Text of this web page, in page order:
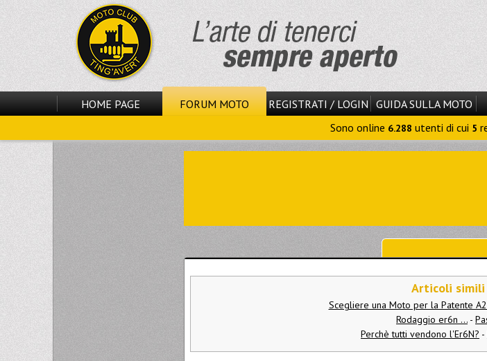
HOME PAGE FORUM MOTO REGISTRATI / LOGIN GUIDA SULLA MOTO
Sono online 6.288 utenti di cui 5
Articoli simili
Scegliere una Moto per la Patente
Rodaggio er6n ... -
Perchè tutti vendono l'Er6N? -